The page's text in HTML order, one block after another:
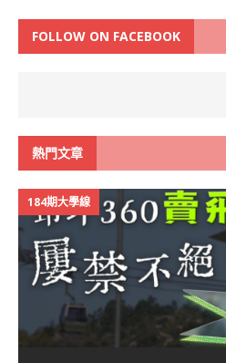
FOLLOW ON FACEBOOK
熱門文章
184期大學線